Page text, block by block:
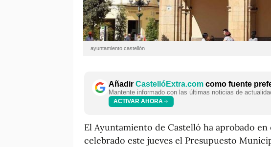
ayuntamiento castellón
Añadir CastellóExtra.com como fuente
Mantente informado con las últimas noticias de
ACTIVAR AHORA
El Ayuntamiento de Castelló ha aprobado
celebrado este jueves el Presupuesto